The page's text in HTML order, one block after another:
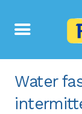
Water